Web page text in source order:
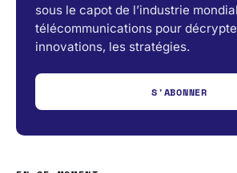
sous le capot de l’industrie
télécommunications pour
innovations, les stratégies.
S'ABONNER